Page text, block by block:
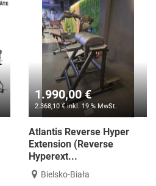
Preis auf Anfrage
Spirit Fitness SP-6518
Pendulum Squat | NEU |
SOFO...
Mannheim